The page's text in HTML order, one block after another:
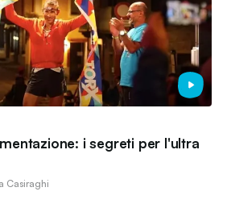
i segreti per l'ultra
Casiraghi